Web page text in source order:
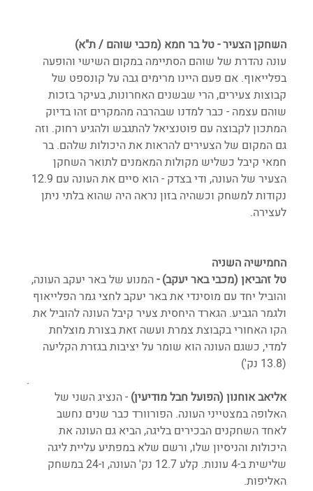
השחקן הצעיר - טל בר חמא (מכבי שוהם / ת"א)
עונה נהדרת של שוהם הסתיימה במקום השישי והופעה
בפלייאוף. אם פעם היינו מרימים גבה על קונספט של
קבוצות צעירים, הרי שבשנים האחרונות, בעיקר בזכות
שוהם עצמה - כבר למדנו שבהרבה מהמקרים זהו בדיוק
המתכון לקבוצה עם פוטנציאל להתגבש ולהגיע רחוק. וזה
גם המקום של הצעירים להראות את היכולות שלהם. בר
חמאי קיבל כשליש מקולות המאמנים לתואר השחקן
נקודות למשחק וכשהיה בזון נראה היה שהוא בלתי ניתן
לעצירה.
החמישיה השניה
טל זהביאן (מכבי באר יעקב) - המנוע של באר יעקב העונה,
והוביל יחד עם מוסינדי את באר יעקב לחצי גמר הפלייאוף
ולגמר הגביע. הגארד היחסית צעיר קיבל העונה להוביל את
הקו האחורי בקבוצת צמרת ועשה זאת בצורת מוצלחת
למדי, כשגם העונה הוא שומר על יציבות בגזרת הקליעה
(13.8 נק')
.
אליאב אוחנון (הפועל חבל מודיעין) - הנציג השני של
האלופה במצטייני העונה. הפורוורד כבר שנים נחשב
לאחד השחקנים הבכירים בליגה, הביא גם העונה את
היכולות והניסיון שלו, ורשם שלא במפתיע עליית ליגה
שלישית ב-4 עונות. קלע 12.7 נק' העונה, ו-24 במשחק
האליפות.